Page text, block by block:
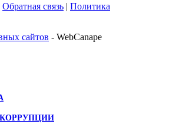
Обратная связь | Политика
сайтов - WebCanape